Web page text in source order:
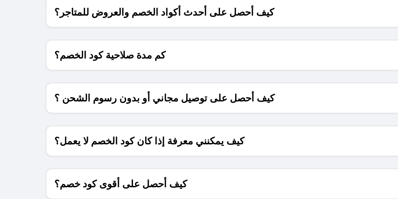
كيف أحصل على أحدث أكواد الخصم والعروض للمتاجر؟
كم مدة صلاحية كود الخصم؟
كيف أحصل على توصيل مجاني أو بدون رسوم الشحن ؟
كيف يمكنني معرفة إذا كان كود الخصم لا يعمل؟
كيف أحصل على أقوى كود خصم؟